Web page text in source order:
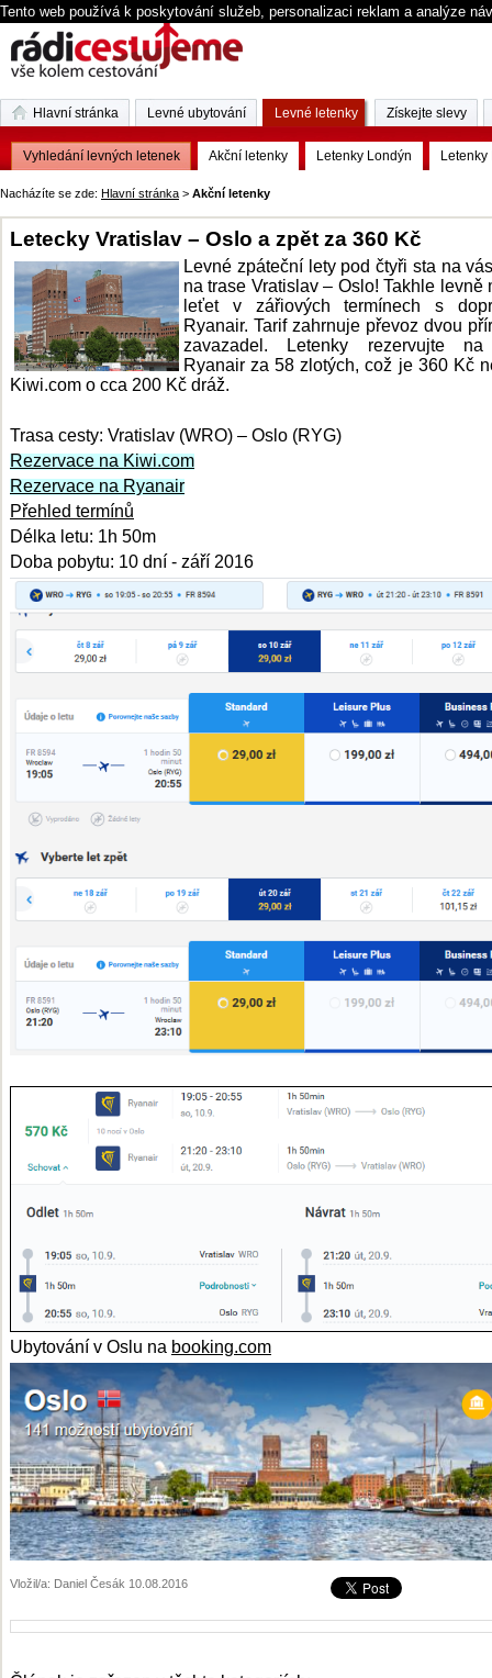
Tento web používá k poskytování služeb, personalizaci reklam a analýze
Nacházíte se zde: Hlavní stránka > Akční letenky
Letecky Vratislav – Oslo a zpět za 360 Kč
Levné zpáteční lety pod čtyři sta na
na trase Vratislav – Oslo! Takhle levně
leťet v zářiových termínech s
Ryanair. Tarif zahrnuje převoz dvou
zavazadel. Letenky rezervujte
Ryanair za 58 zlotých, což je 360 Kč
Kiwi.com o cca 200 Kč dráž.
Trasa cesty: Vratislav (WRO) – Oslo (RYG)
Rezervace na Kiwi.com
Rezervace na Ryanair
Přehled termínů
Délka letu: 1h 50m
Doba pobytu: 10 dní - září 2016
Ubytování v Oslu na booking.com
Vložil/a: Daniel Česák 10.08.2016
Hlavní stránka Levné ubytování Levné letenky
Vyhledání levných letenek Akční letenky Letenky Londýn Letenky
Získejte slevy